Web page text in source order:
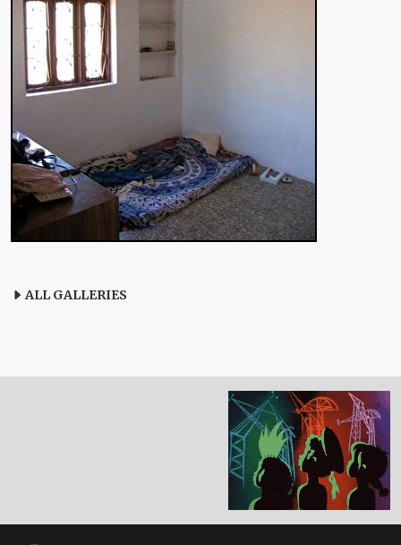
ALL GALLERIES